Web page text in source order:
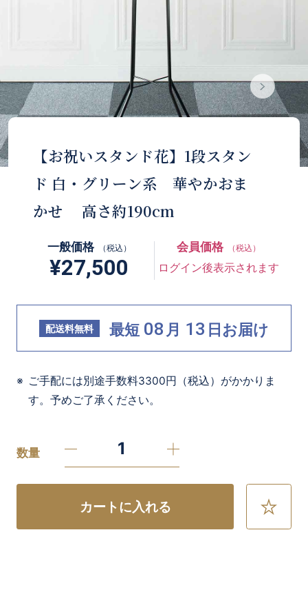
【お祝いスタンド花】1段スタン
ド 白・グリーン系 華やかおま
かせ 高さ約190cm
一般価格 （税込）
¥27,500
会員価格 （税込）
ログイン後表示されます
配送料無料 最短 08 月 13 日お届け
ご手配には別途手数料3300円（税込）がかかりま
す。予めご了承ください。
数量
カートに入れる
お